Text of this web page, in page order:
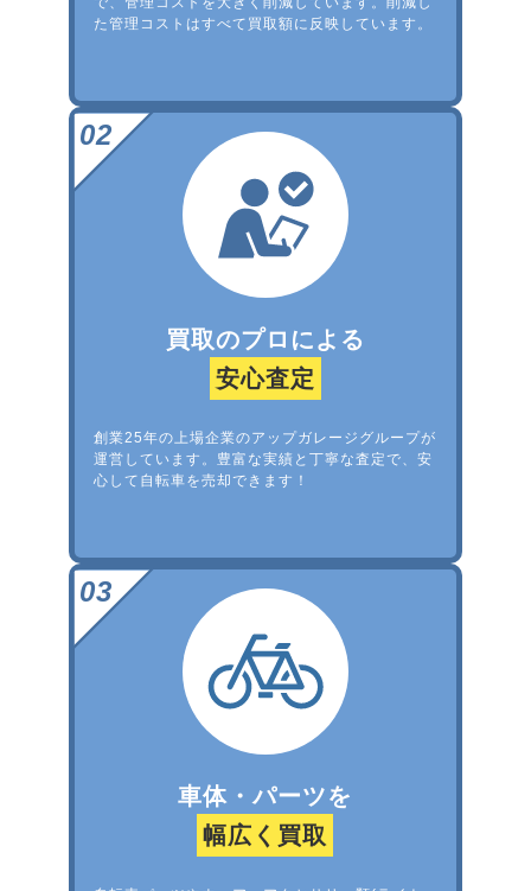
た管理コストはすべて買取額に反映しています。
買取のプロによる
安心査定
創業25年の上場企業のアップガレージグループが
運営しています。豊富な実績と丁寧な査定で、安
心して自転車を売却できます！
車体・パーツを
幅広く買取